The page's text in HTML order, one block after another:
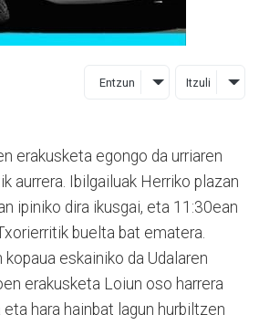
Entzun Itzuli
erakusketa egongo da urriaren
aurrera. Ibilgailuak Herriko plazan
ipiniko dira ikusgai, eta 11:30ean
buelta bat ematera.
eskainiko da Udalaren
erakusketa Loiun oso harrera
hara hainbat lagun hurbiltzen